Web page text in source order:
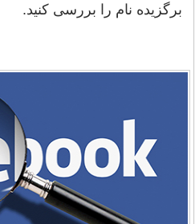
برگزیده نام را بررسی کنید.